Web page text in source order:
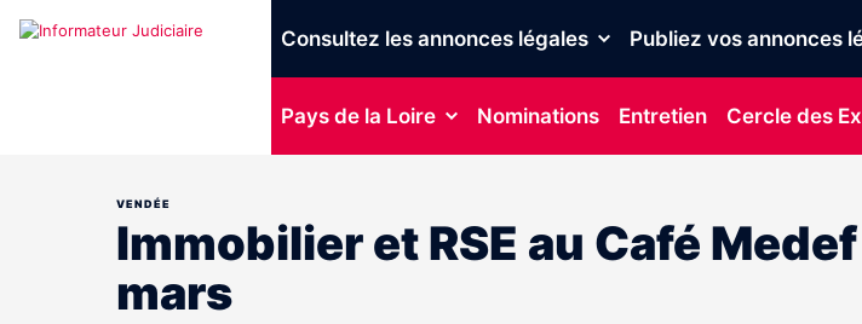
Consultez les annonces légales Publiez vos annonces
Pays de la Loire Nominations Entretien Cercle des
VENDÉE
Immobilier et RSE au Café
mars